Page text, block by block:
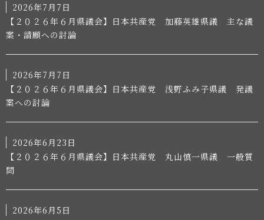
2026年7月7日
【２０２６年６月県議会】日本共産党 加藤英雄県議 主な議
案・請願への討論
2026年7月7日
【２０２６年６月県議会】日本共産党 浅野ふみ子県議 発議
案への討論
2026年6月23日
【２０２６年６月県議会】日本共産党 丸山慎一県議 一般質
問
2026年6月5日